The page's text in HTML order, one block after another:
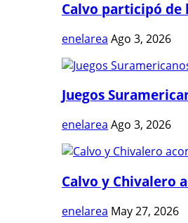
Calvo participó de
enelarea Ago 3, 2026
Juegos
enelarea Ago 3, 2026
Calvo y Chivalero
enelarea May 27, 2026